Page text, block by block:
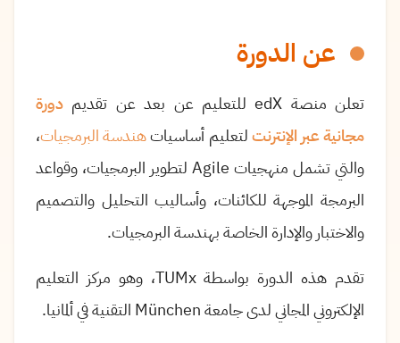
عن الدورة
تعلن منصة edXللتعليم عن بعد عن تقديم دورة
مجانية عبر الإنترنتلتعليم أساسياتهندسة البرمجيات،
والتي تشمل منهجيات Agile لتطوير البرمجيات، وقواعد
البرمجة الموجهة للكائنات، وأساليب التحليل والتصميم
والاختبار والإدارة الخاصة بهندسة البرمجيات.
تقدم هذه الدورة بواسطةTUMx، وهو مركز التعليم
الإلكتروني المجاني لدى جامعةMünchen التقنية في ألمانيا.